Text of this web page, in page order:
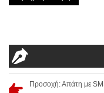
Προσοχή: Απάτη με